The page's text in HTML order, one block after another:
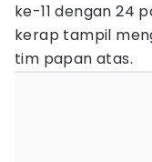
ke-11 dengan 24
kerap tampil
tim papan atas.